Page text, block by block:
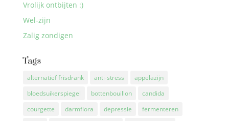
Vrolijk ontbijten :)
Wel-zijn
Zalig zondigen
Tags
alternatief frisdrank anti-stress
appelazijn
bloedsuikerspiegel
bottenbouillon
candida
courgette
darmflora depressie
fermenteren